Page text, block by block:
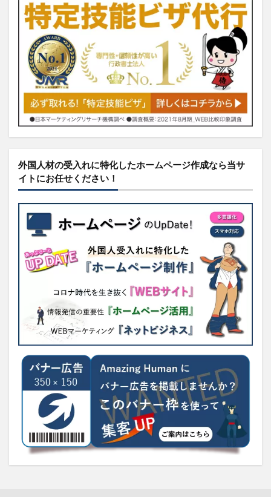
外国人材の受入れに特化したホームページ作成なら当サ
イトにお任せください！